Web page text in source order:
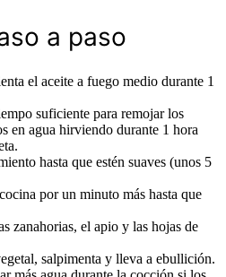
a paso
el aceite a fuego medio durante 1
suficiente para remojar los
en agua hirviendo durante 1 hora
hasta que estén suaves (unos 5
por un minuto más hasta que
zanahorias, el apio y las hojas de
salpimenta y lleva a ebullición.